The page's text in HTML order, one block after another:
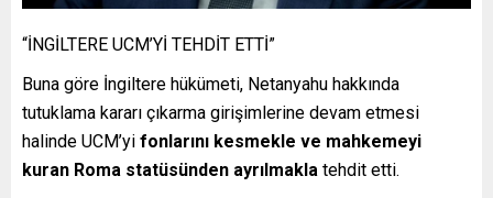
“İNGİLTERE UCM’Yİ TEHDİT ETTİ”
Buna göre İngiltere hükümeti, Netanyahu hakkında
tutuklama kararı çıkarma girişimlerine devam etmesi
halinde UCM’yi fonlarını kesmekle ve mahkemeyi
kuran Roma statüsünden ayrılmakla tehdit etti.